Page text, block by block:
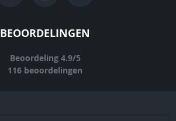
BEOORDELINGEN
Beoordeling 4.9/5
116 beoordelingen